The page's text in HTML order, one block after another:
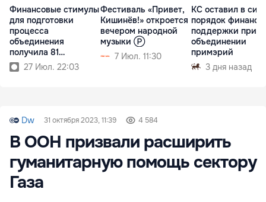
Финансовые стимулы
для подготовки
процесса
объединения
получила 81
примэрия
27 Июл. 22:03
Фестиваль «Привет,
Кишинёв!» откроется
вечером народной
музыки Ⓟ
7 Июл. 11:30
КС оставил в
порядок
поддержки при
объединении
примэрий
3 дня назад
Dw 31 октября 2023, 11:39 4 584
В ООН призвали расширить
гуманитарную помощь сектору
Газа